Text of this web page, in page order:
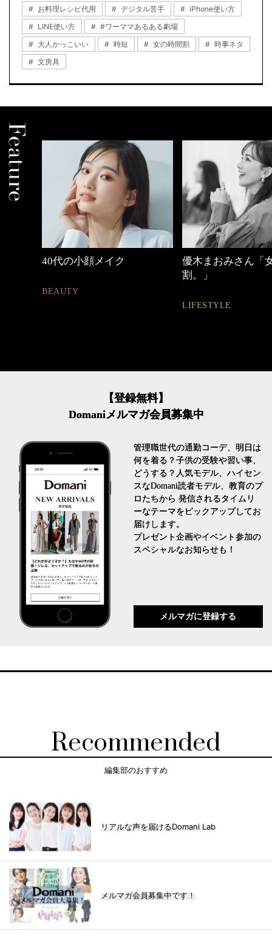
お料理レシピ代用
デジタル苦手
iPhone使い方
LINE使い方
#ワーママあるある劇場
大人かっこいい
時短 女の時間割
時事ネタ
文房具
優木まおみさん「女の時間
働く女性のバッグ
【登録無料】
Domaniメルマガ会員募集中
管理職世代の通勤コーデ、明日は
何を着る？子供の受験や習い事、
どうする？人気モデル、ハイセン
スなDomani読者モデル、教育のプ
ロたちから 発信されるタイムリ
ーなテーマをピックアップしてお
届けします。
プレゼント企画やイベント参加の
スペシャルなお知らせも！
メルマガに登録する
Recommended
編集部のおすすめ
リアルな声を届けるDomani Lab
メルマガ会員募集中です！